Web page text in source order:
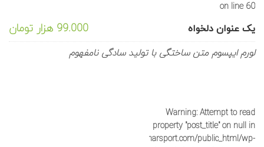
on line 60
یک عنوان دلخواه 99.000 هزار تومان
لورم ایپسوم متن ساختگی با تولید سادگی نامفهوم
Warning: Attempt to read
property "post_title" on null in
/home/sportyka/domains/saharsport.com/public_html/wp-